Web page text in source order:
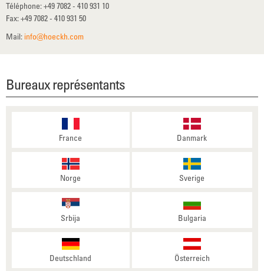
Téléphone: +49 7082 - 410 931 10
Fax: +49 7082 - 410 931 50
Mail: info@hoeckh.com
Bureaux représentants
France Danmark
Norge Sverige
Srbija Bulgaria
Deutschland Österreich